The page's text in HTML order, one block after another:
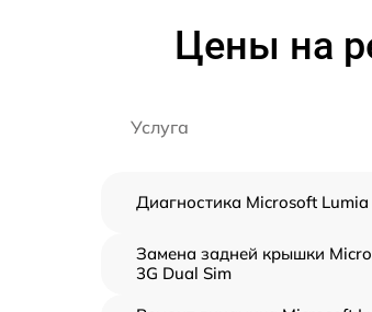
Цены на
Услуга
Диагностика Microsoft
Замена задней крышки
3G Dual Sim